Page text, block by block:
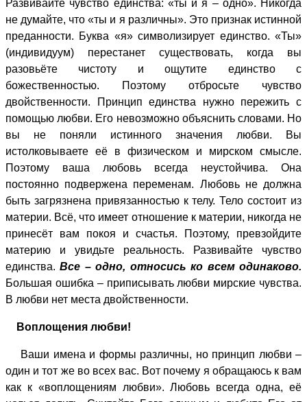
Развивайте чувство единства: «ты и я – одно». Никогда
не думайте, что «ты и я различны». Это признак истинной
преданности. Буква «я» символизирует единство. «Ты»
(индивидуум) перестанет существовать, когда вы
разовьёте чистоту и ощутите единство с
божественностью. Поэтому отбросьте чувство
двойственности. Принцип единства нужно пережить с
помощью любви. Его невозможно объяснить словами. Но
вы не поняли истинного значения любви. Вы
истолковываете её в физическом и мирском смысле.
Поэтому ваша любовь всегда неустойчива. Она
постоянно подвержена переменам. Любовь не должна
быть загрязнена привязанностью к телу. Тело состоит из
материи. Всё, что имеет отношение к материи, никогда не
принесёт вам покоя и счастья. Поэтому, превзойдите
материю и увидьте реальность. Развивайте чувство
единства.Все – одно, относись ко всем одинаково.
Большая ошибка – приписывать любви мирские чувства.
В любви нет места двойственности.
Воплощения любви!
Ваши имена и формы различны, но принцип любви –
один и тот же во всех вас. Вот почему я обращаюсь к вам
как к «воплощениям любви». Любовь всегда одна, её